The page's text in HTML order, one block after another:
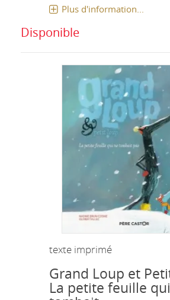
Plus d'information...
Disponible
texte imprimé
Grand Loup et
La petite feuille